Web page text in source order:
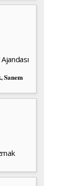
Sanem